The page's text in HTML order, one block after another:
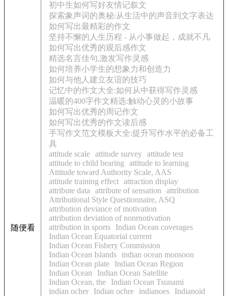
随便看
初中生如何写好友情记叙文
探索象声词的奥秘:从生活中的声音到文字表达
如何写出最精彩的作文
坚持不懈的人生历程 - 从小事做起，成就不凡
如何写出优秀的观后感作文
精选名言佳句,激发写作灵感
如何培养小学生的想象力和创造力
如何与他人建立友谊的技巧
记忆中的作文大全:如何从中获得写作灵感
温暖的400字作文精选:触动心灵的小故事
如何写出优秀的周记作文
如何写出优秀的作文读后感
手写作文范文模板大全:提升写作水平的必备工
具
attitude scale attitude survey attitude test
attitude to child bearing
attitude to learning
Attitude toward Authority Scale, AAS
attitude training effect attraction display
attribute data
attribute of sensation
attribution
Attributional Style Questionnaire, ASQ
attribution deviance of motivation
attribution deviation of nonrnotivation
attribution in sports
Indian Ocean coverages
Indian Ocean Equatorial current
Indian Ocean Fishery Commission
Indian Ocean Islands
indian ocean monsoon
Indian Ocean plate
Indian Ocean Region
Indian Ocean
Indian Ocean Satellite
Indian Ocean, the
Indian Ocean Tsunami
indian ocher
Indian ochre indianoes
Indianoid